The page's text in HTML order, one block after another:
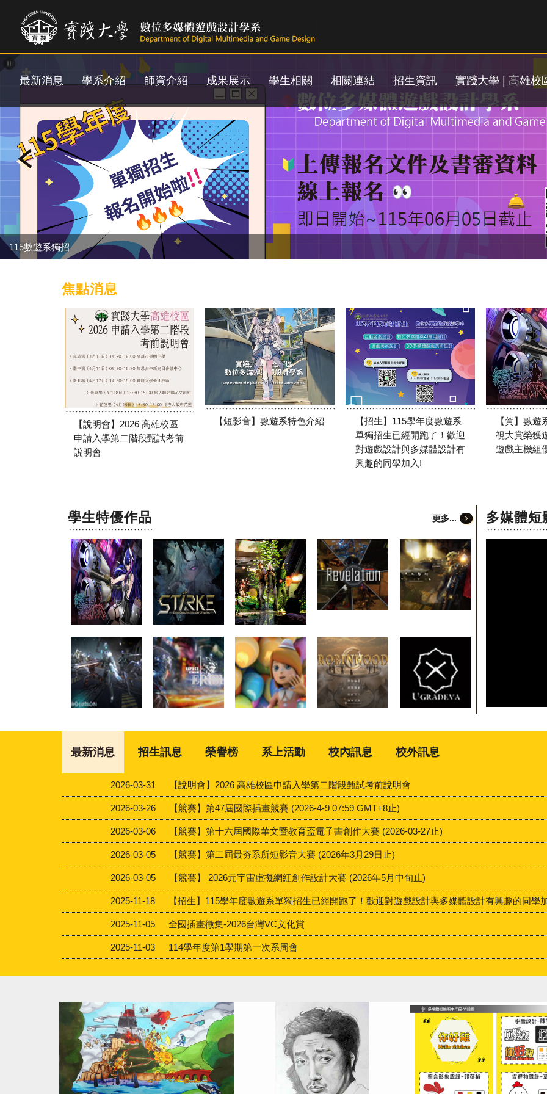
內
容
最新消息 學系介紹 師資介紹 成果展示 學生相關 相關連結 招生資訊 實踐大學 | 高雄校
115數遊系獨招
焦點消息
【說明會】2026 高雄校區
申請入學第二階段甄試考前
說明會
【短影音】數遊系特色介紹
【招生】115學年度數遊系
單獨招生已經開跑了！歡迎
對遊戲設計與多媒體設計有
興趣的同學加入!
【賀】數遊
視大賞榮獲
遊戲主機組
學生特優作品 更多... 多媒體短
最新消息 招生訊息 榮譽榜 系上活動 校內訊息 校外訊息
2026-03-31 【說明會】2026 高雄校區申請入學第二階段甄試考前說明會
2026-03-26 【競賽】第47屆國際插畫競賽 (2026-4-9 07:59 GMT+8止)
2026-03-06 【競賽】第十六屆國際華文暨教育盃電子書創作大賽 (2026-03-27止)
2026-03-05 【競賽】第二屆最夯系所短影音大賽 (2026年3月29日止)
2026-03-05 【競賽】 2026元宇宙虛擬網紅創作設計大賽 (2026年5月中旬止)
2025-11-18 【招生】115學年度數遊系單獨招生已經開跑了！歡迎對遊戲設計與多媒體設計有興趣的同學
2025-11-05 全國插畫徵集-2026台灣VC文化賞
2025-11-03 114學年度第1學期第一次系周會